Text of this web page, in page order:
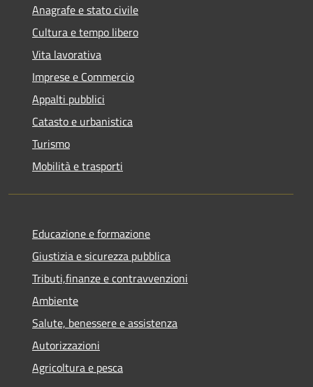
Anagrafe e stato civile
Cultura e tempo libero
Vita lavorativa
Imprese e Commercio
Appalti pubblici
Catasto e urbanistica
Turismo
Mobilità e trasporti
Educazione e formazione
Giustizia e sicurezza pubblica
Tributi,finanze e contravvenzioni
Ambiente
Salute, benessere e assistenza
Autorizzazioni
Agricoltura e pesca